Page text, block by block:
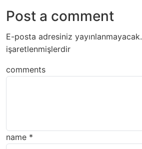
Post a comment
E-posta adresiniz yayınlanmayacak.
işaretlenmişlerdir
comments
name *